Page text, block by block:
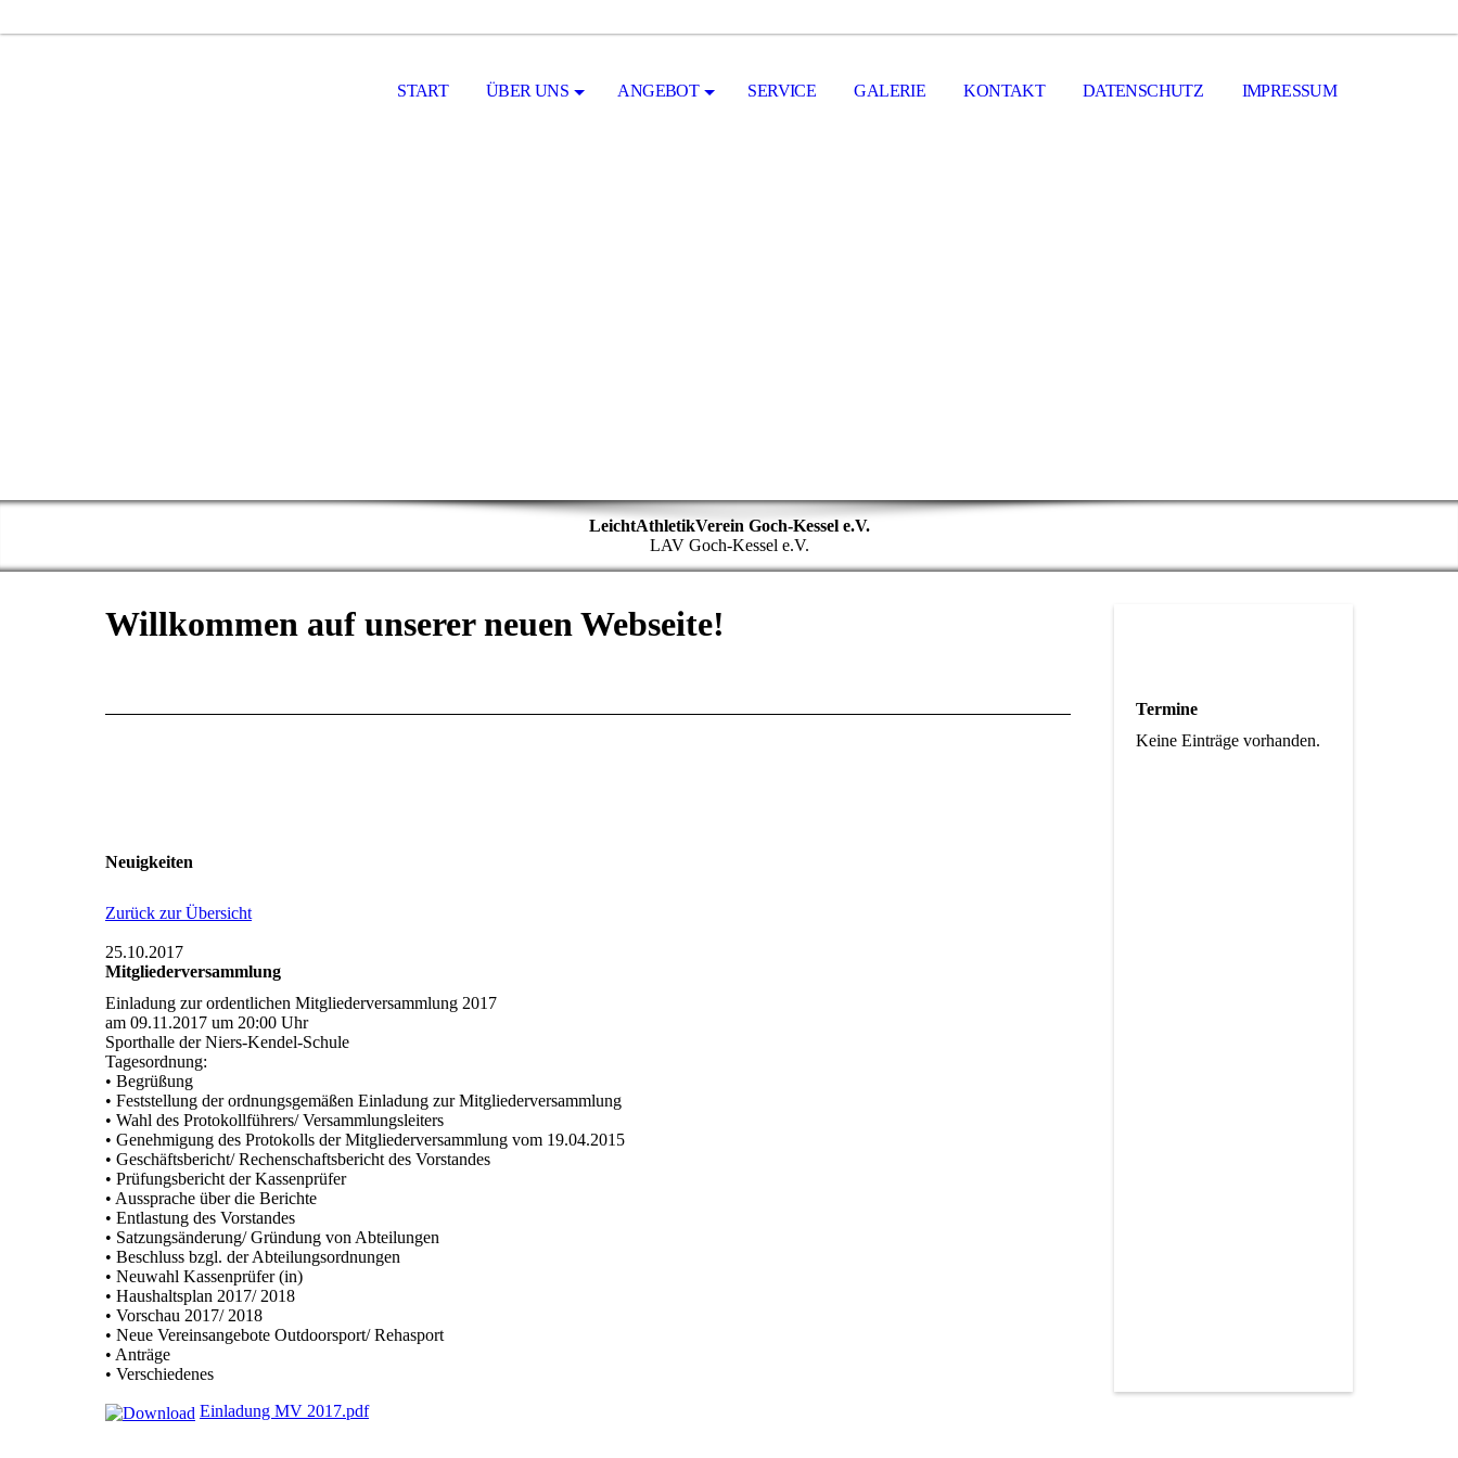
START ÜBER UNS ANGEBOT SERVICE GALERIE KONTAKT DATENSCHUTZ IMPRESSUM
LeichtAthletikVerein Goch-Kessel e.V.
LAV Goch-Kessel e.V.
Willkommen auf unserer neuen Webseite!
Neuigkeiten
Zurück zur Übersicht
25.10.2017
Mitgliederversammlung
Einladung zur ordentlichen Mitgliederversammlung 2017
am 09.11.2017 um 20:00 Uhr
Sporthalle der Niers-Kendel-Schule
Tagesordnung:
• Begrüßung
• Feststellung der ordnungsgemäßen Einladung zur Mitgliederversammlung
• Wahl des Protokollführers/ Versammlungsleiters
• Genehmigung des Protokolls der Mitgliederversammlung vom 19.04.2015
• Geschäftsbericht/ Rechenschaftsbericht des Vorstandes
• Prüfungsbericht der Kassenprüfer
• Aussprache über die Berichte
• Entlastung des Vorstandes
• Satzungsänderung/ Gründung von Abteilungen
• Beschluss bzgl. der Abteilungsordnungen
• Neuwahl Kassenprüfer (in)
• Haushaltsplan 2017/ 2018
• Vorschau 2017/ 2018
• Neue Vereinsangebote Outdoorsport/ Rehasport
• Anträge
• Verschiedenes
Einladung MV 2017.pdf
Termine
Keine Einträge vorhanden.